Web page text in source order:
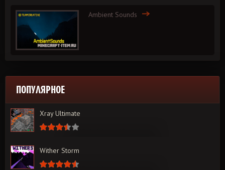
Ambient Sounds
ПОПУЛЯРНОЕ
Xray Ultimate
Wither Storm